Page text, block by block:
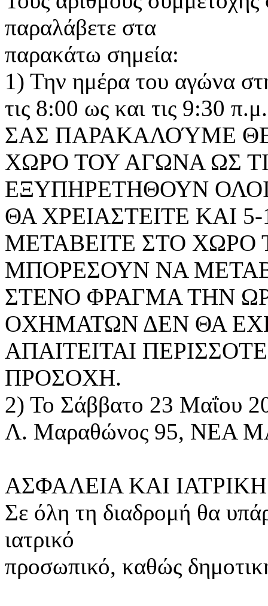
παραλάβετε στα
παρακάτω σημεία:
1) Την ημέρα του αγώνα
τις 8:00 ως και τις 9:30 π.μ.
ΣΑΣ ΠΑΡΑΚΑΛΟΎΜΕ
ΧΩΡΟ ΤΟΥ ΑΓΩΝΑ ΩΣ
ΕΞΥΠΗΡΕΤΗΘΟΥΝ ΟΛΟΙ
ΘΑ ΧΡΕΙΑΣΤΕΙΤΕ ΚΑΙ
ΜΕΤΑΒΕΙΤΕ ΣΤΟ ΧΩΡΟ
ΜΠΟΡΕΣΟΥΝ ΝΑ
ΣΤΕΝΟ ΦΡΑΓΜΑ ΤΗΝ
ΟΧΗΜΑΤΩΝ ΔΕΝ ΘΑ
ΑΠΑΙΤΕΙΤΑΙ
ΠΡΟΣΟΧΗ.
2) Το Σάββατο 23 Μαΐου
Λ. Μαραθώνος 95, ΝΕΑ
ΑΣΦΑΛΕΙΑ ΚΑΙ
Σε όλη τη διαδρομή θα
ιατρικό
προσωπικό, καθώς